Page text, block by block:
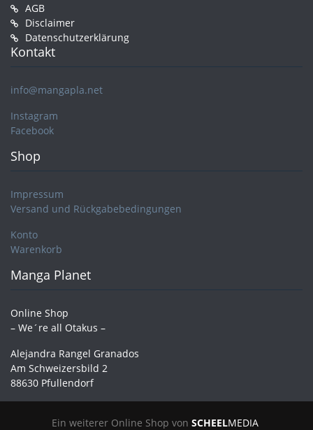
AGB
Disclaimer
Datenschutzerklärung
Kontakt
info@mangapla.net
Instagram
Facebook
Shop
Impressum
Versand und Rückgabebedingungen
Konto
Warenkorb
Manga Planet
Online Shop
– We´re all Otakus –
Alejandra Rangel Granados
Am Schweizersbild 2
88630 Pfullendorf
Ein weiterer Online Shop von SCHEELMEDIA